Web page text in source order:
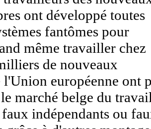
ont développé toutes
fantômes pour
même travailler chez
de nouveaux
l'Union européenne ont
marché belge du
indépendants ou